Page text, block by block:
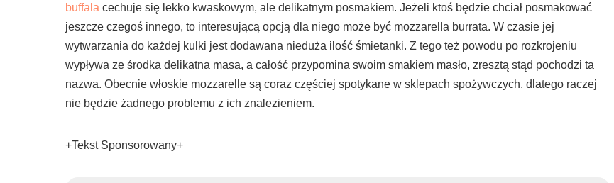
buffala cechuje się lekko kwaskowym, ale delikatnym posmakiem. Jeżeli ktoś będzie chciał posmakować
jeszcze czegoś innego, to interesującą opcją dla niego może być mozzarella burrata. W czasie jej
wytwarzania do każdej kulki jest dodawana nieduża ilość śmietanki. Z tego też powodu po rozkrojeniu
wypływa ze środka delikatna masa, a całość przypomina swoim smakiem masło, zresztą stąd pochodzi ta
nazwa. Obecnie włoskie mozzarelle są coraz częściej spotykane w sklepach spożywczych, dlatego raczej
nie będzie żadnego problemu z ich znalezieniem.
+Tekst Sponsorowany+